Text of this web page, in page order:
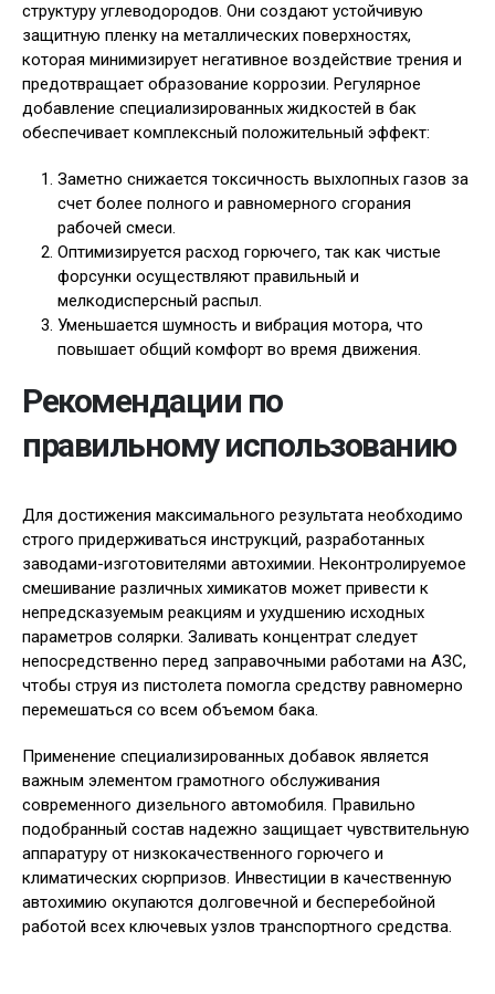
структуру углеводородов. Они создают устойчивую
защитную пленку на металлических поверхностях,
которая минимизирует негативное воздействие трения и
предотвращает образование коррозии. Регулярное
добавление специализированных жидкостей в бак
обеспечивает комплексный положительный эффект:
Заметно снижается токсичность выхлопных газов за
счет более полного и равномерного сгорания
рабочей смеси.
Оптимизируется расход горючего, так как чистые
форсунки осуществляют правильный и
мелкодисперсный распыл.
Уменьшается шумность и вибрация мотора, что
повышает общий комфорт во время движения.
Рекомендации по
правильному использованию
Для достижения максимального результата необходимо
строго придерживаться инструкций, разработанных
заводами-изготовителями автохимии. Неконтролируемое
смешивание различных химикатов может привести к
непредсказуемым реакциям и ухудшению исходных
параметров солярки. Заливать концентрат следует
непосредственно перед заправочными работами на АЗС,
чтобы струя из пистолета помогла средству равномерно
перемешаться со всем объемом бака.
Применение специализированных добавок является
важным элементом грамотного обслуживания
современного дизельного автомобиля. Правильно
подобранный состав надежно защищает чувствительную
аппаратуру от низкокачественного горючего и
климатических сюрпризов. Инвестиции в качественную
автохимию окупаются долговечной и бесперебойной
работой всех ключевых узлов транспортного средства.